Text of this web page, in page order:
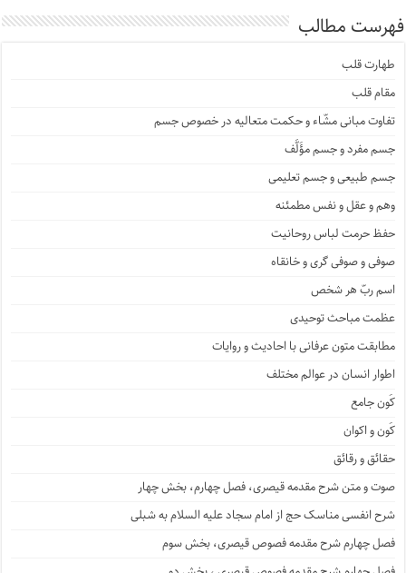
فهرست مطالب
طهارت قلب
مقام قلب
تفاوت مبانی مشّاء و حکمت متعالیه در خصوص جسم
جسم مفرد و جسم مؤَلَّف
جسم طبیعی و جسم تعلیمی
وهم و عقل و نفس مطمئنه
حفظ حرمت لباس روحانیت
صوفی و صوفی گری و خانقاه
اسم ربّ هر شخص
عظمت مباحث توحیدی
مطابقت متون عرفانی با احادیث و روایات
اطوار انسان در عوالم مختلف
کَون جامع
کَون و اکوان
حقائق و رقائق
صوت و متن شرح مقدمه قیصری، فصل چهارم، بخش چهار
شرح انفسی مناسک حج از امام سجاد علیه السلام به شبلی
فصل چهارم شرح مقدمه فصوص قیصری، بخش سوم